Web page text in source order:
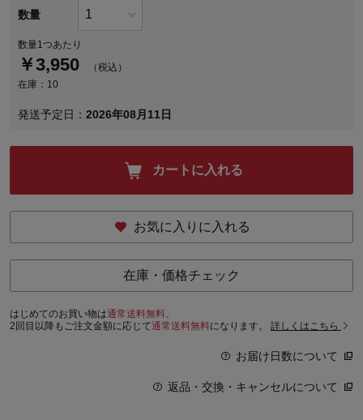
数量
数量1つあたり
￥3,950
（税込）
在庫：10
発送予定日： 2026年08月11日
カートに入れる
お気に入りに入れる
在庫・価格チェック
はじめてのお買い物は通常送料無料。
2回目以降もご注文金額に応じて通常送料無料になります。 詳しくはこちら
お届け日数について
返品・交換・キャンセルについて